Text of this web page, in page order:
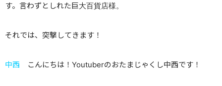
す。言わずとしれた巨大百貨店様。
それでは、突撃してきます！
中西 こんにちは！Youtuberのおたまじゃくし中西です！